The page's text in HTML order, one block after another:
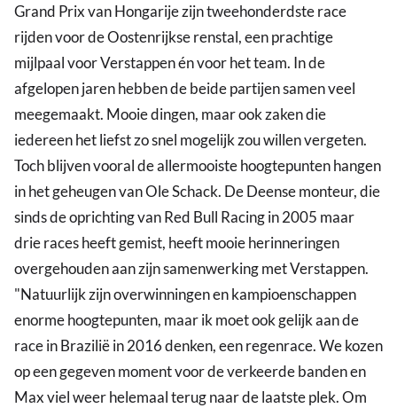
Grand Prix van Hongarije zijn tweehonderdste race
rijden voor de Oostenrijkse renstal, een prachtige
mijlpaal voor Verstappen én voor het team. In de
afgelopen jaren hebben de beide partijen samen veel
meegemaakt. Mooie dingen, maar ook zaken die
iedereen het liefst zo snel mogelijk zou willen vergeten.
Toch blijven vooral de allermooiste hoogtepunten hangen
in het geheugen van Ole Schack. De Deense monteur, die
sinds de oprichting van Red Bull Racing in 2005 maar
drie races heeft gemist, heeft mooie herinneringen
overgehouden aan zijn samenwerking met Verstappen.
"Natuurlijk zijn overwinningen en kampioenschappen
enorme hoogtepunten, maar ik moet ook gelijk aan de
race in Brazilië in 2016 denken, een regenrace. We kozen
op een gegeven moment voor de verkeerde banden en
Max viel weer helemaal terug naar de laatste plek. Om